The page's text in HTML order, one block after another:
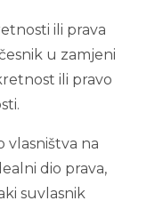
ili prava
u zamjeni
ili pravo
vlasništva na
dio prava,
suvlasnik